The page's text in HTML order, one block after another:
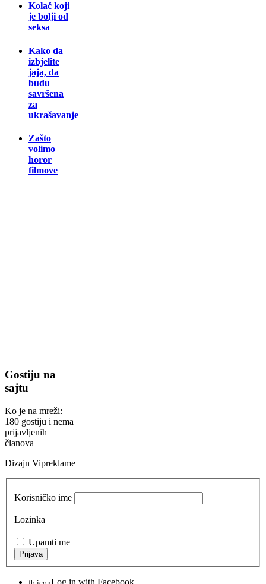
Kolač koji
je bolji od
seksa
Kako da
izbjelite
jaja, da
budu
savršena
za
ukrašavanje
Zašto
volimo
horor
filmove
Gostiju na
sajtu
Ko je na mreži:
180 gostiju i nema
prijavljenih
članova
Dizajn Vipreklame
Korisničko ime
Lozinka
Upamti me